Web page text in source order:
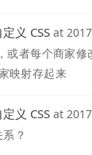
义 CSS at
或者每个商家
映射存起来
义 CSS at
？